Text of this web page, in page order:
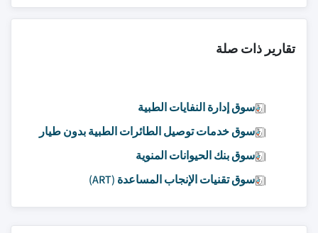
تقارير ذات صلة
سوق إدارة النفايات الطبية
سوق خدمات توصيل الطائرات الطبية بدون طيار
سوق بنك الحيوانات المنوية
سوق تقنيات الإنجاب المساعدة (ART)